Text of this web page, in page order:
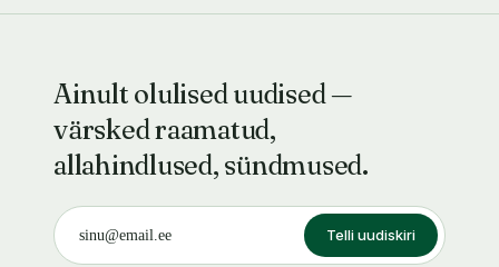
Ainult olulised uudised —
värsked raamatud,
allahindlused, sündmused.
Telli uudiskiri